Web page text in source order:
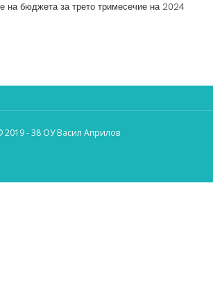
на бюджета за трето тримесечие на 2024
2019 - 38 ОУ Васил Априлов